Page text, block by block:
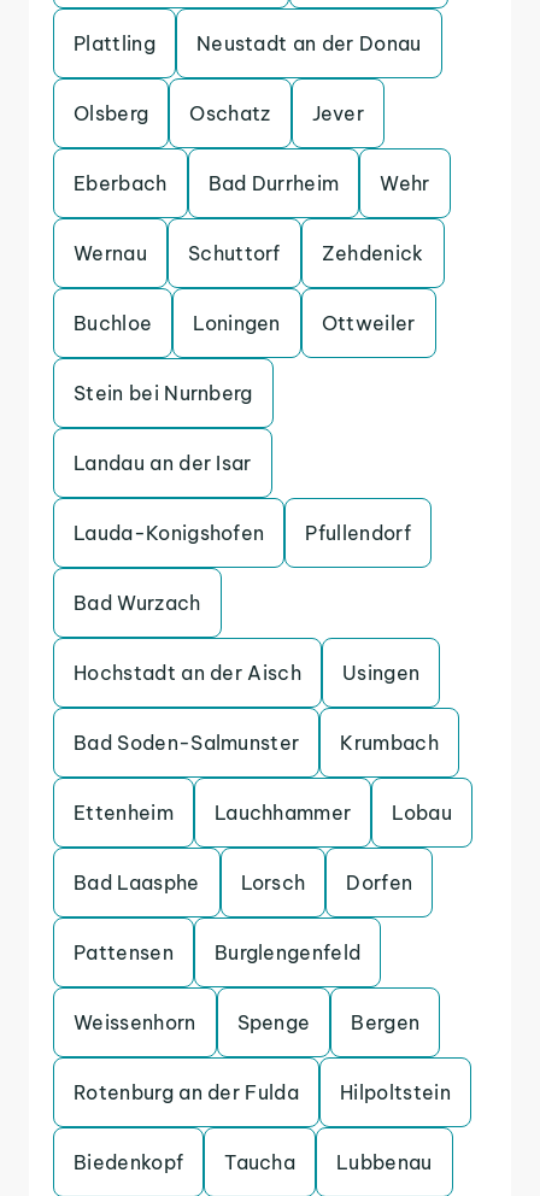
Plattling Neustadt an der Donau
Olsberg Oschatz Jever
Eberbach Bad Durrheim Wehr
Wernau Schuttorf Zehdenick
Buchloe Loningen Ottweiler
Stein bei Nurnberg
Landau an der Isar
Lauda-Konigshofen Pfullendorf
Bad Wurzach
Hochstadt an der Aisch Usingen
Bad Soden-Salmunster Krumbach
Ettenheim Lauchhammer Lobau
Bad Laasphe Lorsch Dorfen
Pattensen Burglengenfeld
Weissenhorn Spenge Bergen
Rotenburg an der Fulda Hilpoltstein
Biedenkopf Taucha Lubbenau